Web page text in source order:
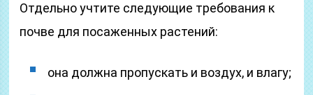
Отдельно учтите следующие требования к
почве для посаженных растений:
она должна пропускать и воздух, и влагу;